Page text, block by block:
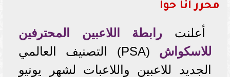
محرر أنا حوا
أعلنت رابطة اللاعبين المحترفين
للاسكواش
(PSA) التصنيف العالمي
الجديد للاعبين واللاعبات لشهر يونيو